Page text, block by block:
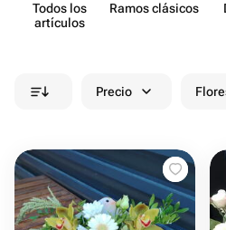
Todos los
artículos
Ramos clásicos
Precio